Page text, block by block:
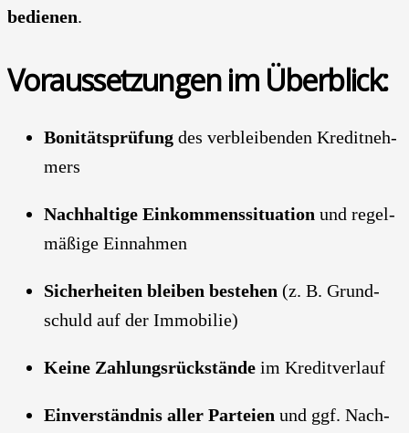
bedie­nen.
Vor­aus­set­zun­gen im Über­blick:
Boni­täts­prü­fung des ver­blei­ben­den Kre­dit­neh­
mers
Nach­hal­ti­ge Ein­kom­mens­si­tua­ti­on und regel­
mä­ßi­ge Ein­nah­men
Sicher­hei­ten blei­ben bestehen (z. B. Grund­
schuld auf der Immo­bi­lie)
Kei­ne Zah­lungs­rück­stän­de im Kre­dit­ver­lauf
Ein­ver­ständ­nis aller Par­tei­en und ggf. Nach­